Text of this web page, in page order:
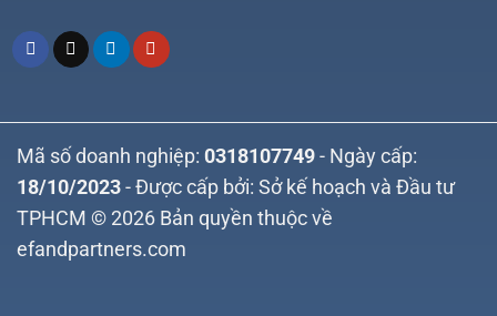
Mã số doanh nghiệp: 0318107749 - Ngày cấp:
18/10/2023 - Được cấp bởi: Sở kế hoạch và Đầu tư
TPHCM © 2026 Bản quyền thuộc về
efandpartners.com